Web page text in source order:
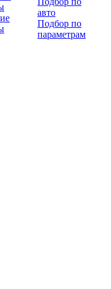
авто
Подбор по
параметрам